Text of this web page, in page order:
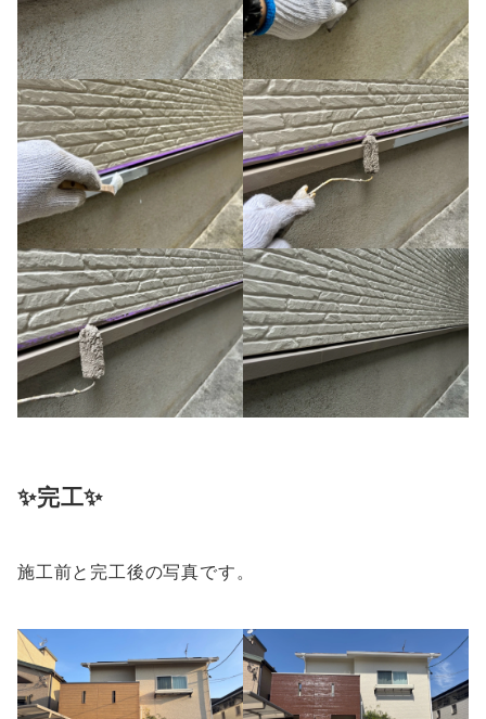
✨完工✨
施工前と完工後の写真です。